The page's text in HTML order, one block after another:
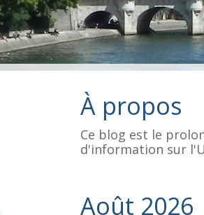
À propos
Ce blog est le
d'information sur
Août 2026